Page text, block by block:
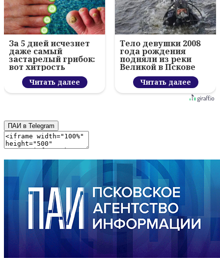
За 5 дней исчезнет
даже самый
застарелый грибок:
вот хитрость
Читать далее
Тело девушки 2008
года рождения
подняли из реки
Великой в Пскове
Читать далее
ПАИ в Telegram